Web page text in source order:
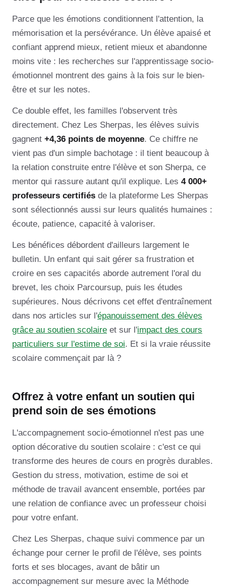
Parce que les émotions conditionnent l'attention, la
mémorisation et la persévérance. Un élève apaisé et
confiant apprend mieux, retient mieux et abandonne
moins vite : les recherches sur l'apprentissage socio-
émotionnel montrent des gains à la fois sur le bien-
être et sur les notes.
Ce double effet, les familles l'observent très
directement. Chez Les Sherpas, les élèves suivis
gagnent +4,36 points de moyenne. Ce chiffre ne
vient pas d'un simple bachotage : il tient beaucoup à
la relation construite entre l'élève et son Sherpa, ce
mentor qui rassure autant qu'il explique. Les 4 000+
professeurs certifiés de la plateforme Les Sherpas
sont sélectionnés aussi sur leurs qualités humaines :
écoute, patience, capacité à valoriser.
Les bénéfices débordent d'ailleurs largement le
bulletin. Un enfant qui sait gérer sa frustration et
croire en ses capacités aborde autrement l'oral du
brevet, les choix Parcoursup, puis les études
supérieures. Nous décrivons cet effet d'entraînement
dans nos articles sur l'épanouissement des élèves
grâce au soutien scolaire et sur l'impact des cours
particuliers sur l'estime de soi. Et si la vraie réussite
scolaire commençait par là ?
Offrez à votre enfant un soutien qui
prend soin de ses émotions
L'accompagnement socio-émotionnel n'est pas une
option décorative du soutien scolaire : c'est ce qui
transforme des heures de cours en progrès durables.
Gestion du stress, motivation, estime de soi et
méthode de travail avancent ensemble, portées par
une relation de confiance avec un professeur choisi
pour votre enfant.
Chez Les Sherpas, chaque suivi commence par un
échange pour cerner le profil de l'élève, ses points
forts et ses blocages, avant de bâtir un
accompagnement sur mesure avec la Méthode